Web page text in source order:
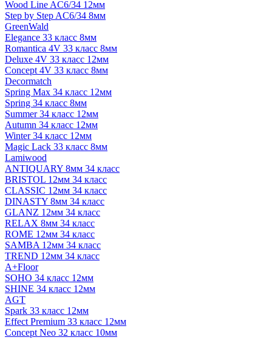
Wood Line AC6/34 12мм
Step by Step AC6/34 8мм
GreenWald
Elegance 33 класс 8мм
Romantica 4V 33 класс 8мм
Deluxe 4V 33 класс 12мм
Concept 4V 33 класс 8мм
Decormatch
Spring Max 34 класс 12мм
Spring 34 класс 8мм
Summer 34 класс 12мм
Autumn 34 класс 12мм
Winter 34 класс 12мм
Magic Lack 33 класс 8мм
Lamiwood
ANTIQUARY 8мм 34 класс
BRISTOL 12мм 34 класс
CLASSIC 12мм 34 класс
DINASTY 8мм 34 класс
GLANZ 12мм 34 класс
RELAX 8мм 34 класс
ROME 12мм 34 класс
SAMBA 12мм 34 класс
TREND 12мм 34 класс
A+Floor
SOHO 34 класс 12мм
SHINE 34 класс 12мм
AGT
Spark 33 класс 12мм
Effect Premium 33 класс 12мм
Concept Neo 32 класс 10мм